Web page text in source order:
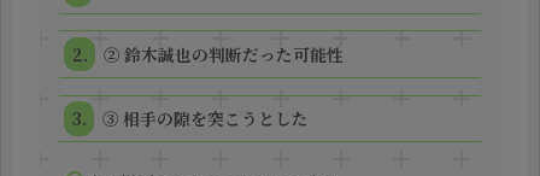
② 鈴木誠也の判断だった可能性
③ 相手の隙を突こうとした